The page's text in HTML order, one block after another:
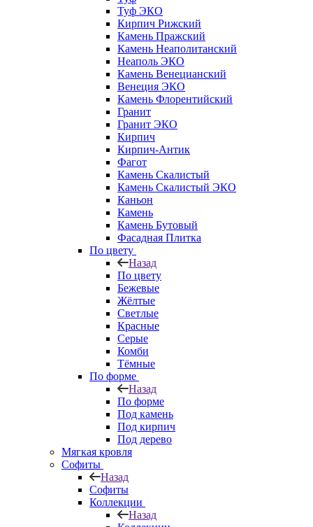
Туф ЭКО
Кирпич Рижский
Камень Пражский
Камень Неаполитанский
Неаполь ЭКО
Камень Венецианский
Венеция ЭКО
Камень Флорентийский
Гранит
Гранит ЭКО
Кирпич
Кирпич-Антик
Фагот
Камень Скалистый
Камень Скалистый ЭКО
Каньон
Камень
Камень Бутовый
Фасадная Плитка
По цвету
Назад
По цвету
Бежевые
Жёлтые
Светлые
Красные
Серые
Комби
Тёмные
По форме
Назад
По форме
Под камень
Под кирпич
Под дерево
Мягкая кровля
Софиты
Назад
Софиты
Коллекции
Назад